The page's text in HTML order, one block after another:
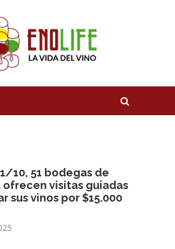
10, 51 bodegas de
ofrecen visitas guiadas
sus vinos por $15.000